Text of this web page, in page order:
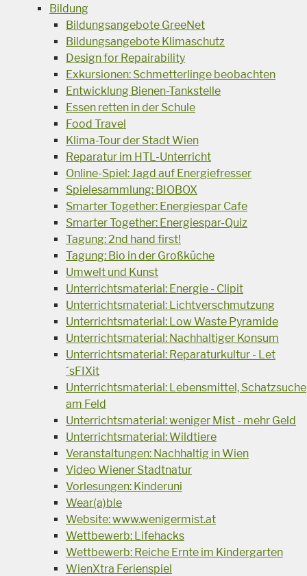
Bildung
Bildungsangebote GreeNet
Bildungsangebote Klimaschutz
Design for Repairability
Exkursionen: Schmetterlinge beobachten
Entwicklung Bienen-Tankstelle
Essen retten in der Schule
Food Travel
Klima-Tour der Stadt Wien
Reparatur im HTL-Unterricht
Online-Spiel: Jagd auf Energiefresser
Spielesammlung: BIOBOX
Smarter Together: Energiespar Cafe
Smarter Together: Energiespar-Quiz
Tagung: 2nd hand first!
Tagung: Bio in der Großküche
Umwelt und Kunst
Unterrichtsmaterial: Energie - Clipit
Unterrichtsmaterial: Lichtverschmutzung
Unterrichtsmaterial: Low Waste Pyramide
Unterrichtsmaterial: Nachhaltiger Konsum
Unterrichtsmaterial: Reparaturkultur - Let
´sFIXit
Unterrichtsmaterial: Lebensmittel, Schatzsuche
am Feld
Unterrichtsmaterial: weniger Mist - mehr Geld
Unterrichtsmaterial: Wildtiere
Veranstaltungen: Nachhaltig in Wien
Video Wiener Stadtnatur
Vorlesungen: Kinderuni
Wear(a)ble
Website: www.wenigermist.at
Wettbewerb: Lifehacks
Wettbewerb: Reiche Ernte im Kindergarten
WienXtra Ferienspiel